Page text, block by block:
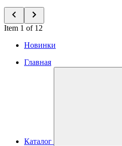
Item 1 of 12
Новинки
Главная
Каталог